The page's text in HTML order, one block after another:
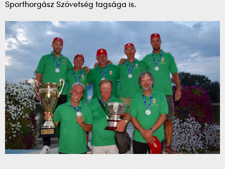
Sporthorgász Szövetség tagsága is.